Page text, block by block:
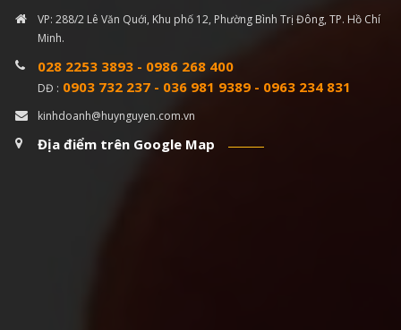
VP: 288/2 Lê Văn Quới, Khu phố 12, Phường Bình Trị Đông, TP. Hồ Chí
Minh.
028 2253 3893 - 0986 268 400
DĐ : 0903 732 237 - 036 981 9389 - 0963 234 831
kinhdoanh@huynguyen.com.vn
Địa điểm trên Google Map